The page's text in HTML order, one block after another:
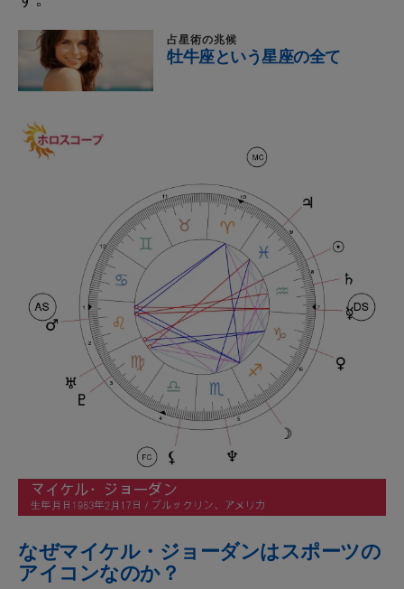
占星術の兆候
牡牛座という星座の全て
なぜマイケル・ジョーダンはスポーツの
アイコンなのか？